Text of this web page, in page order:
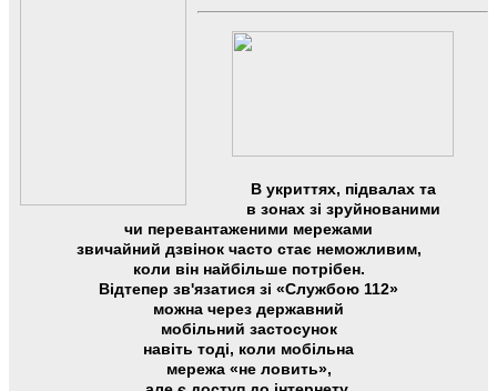
В укриттях, підвалах та
в зонах зі зруйнованими
чи перевантаженими мережами
звичайний дзвінок часто стає неможливим,
коли він найбільше потрібен.
Відтепер зв'язатися зі «Службою 112»
можна через державний
мобільний застосунок
навіть тоді, коли мобільна
мережа «не ловить»,